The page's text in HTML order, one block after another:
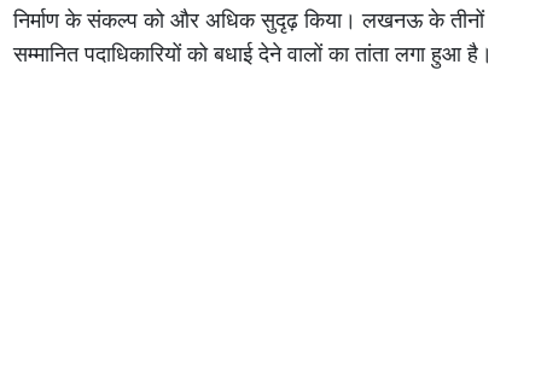
निर्माण के संकल्प को और अधिक सुदृढ़ किया। लखनऊ के तीनों
सम्मानित पदाधिकारियों को बधाई देने वालों का तांता लगा हुआ है।